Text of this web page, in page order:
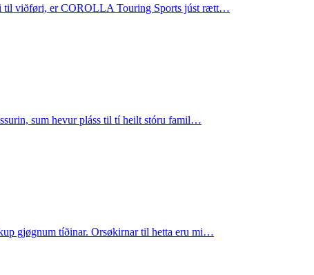
til viðføri, er COROLLA Touring Sports júst rætt…
sum hevur pláss til tí heilt stóru famil…
gjøgnum tíðinar. Orsøkirnar til hetta eru mi…